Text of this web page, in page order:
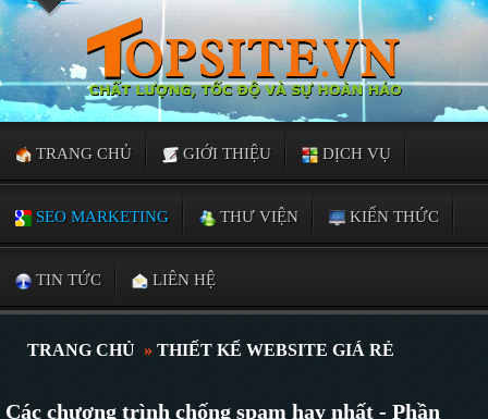
TRANG CHỦ GIỚI THIỆU DỊCH VỤ
SEO MARKETING THƯ VIỆN KIẾN THỨC
TIN TỨC LIÊN HỆ
TRANG CHỦ » THIẾT KẾ WEBSITE GIÁ RẺ
Các chương trình chống spam hay nhất - Phần